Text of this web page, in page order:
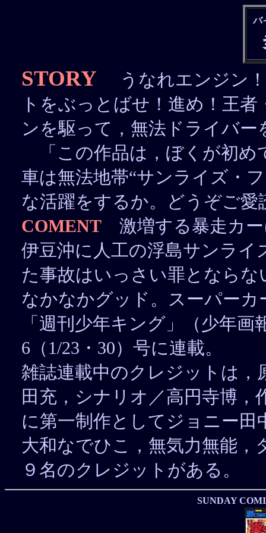
バ
STORY
うなれエンジン
トをぶっとばせ！進め！王
ンを駆って，無法ドライバー
「この作品は，ぼくが初め
車は無法地帯“サンライズ・
な活躍をするか。どうぞご
COMENT激増する暴走カー
伊豆沖に人工の浮島サンラ
た事故はいっさい罪となら
なかなかグッド。スーパー
「週刊少年キング」（少年画
6（1/23・30）号に連載。
雑誌連載中のクレジットは，
田充，シナリオ／高円寺博，
に第一制作としてジョニー
大和なでひこ，無気力無能
９名のクレジットがある。
SUNDAY